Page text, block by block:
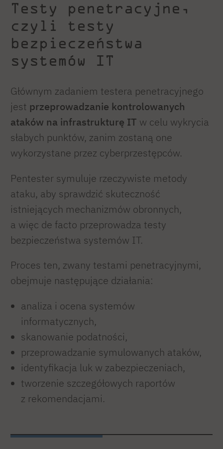
Testy penetracyjne,
czyli testy
bezpieczeństwa
systemów IT
Głównym zadaniem testera penetracyjnego
jest przeprowadzanie kontrolowanych
ataków na infrastrukturę IT w celu wykrycia
słabych punktów, zanim zostaną one
wykorzystane przez cyberprzestępców.
Pentester symuluje rzeczywiste metody
ataku, aby sprawdzić skuteczność
istniejących mechanizmów obronnych,
a więc de facto przeprowadza testy
bezpieczeństwa systemów IT.
Proces ten, zwany testami penetracyjnymi,
obejmuje następujące działania:
analiza i ocena systemów
informatycznych,
skanowanie podatności,
przeprowadzanie symulowanych ataków,
identyfikacja luk w zabezpieczeniach,
tworzenie szczegółowych raportów
z rekomendacjami.